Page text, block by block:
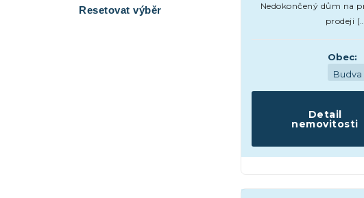
Resetovat výběr
Nedokončený dům na
prodeji
Obec:
Budva
Detail
nemovitosti